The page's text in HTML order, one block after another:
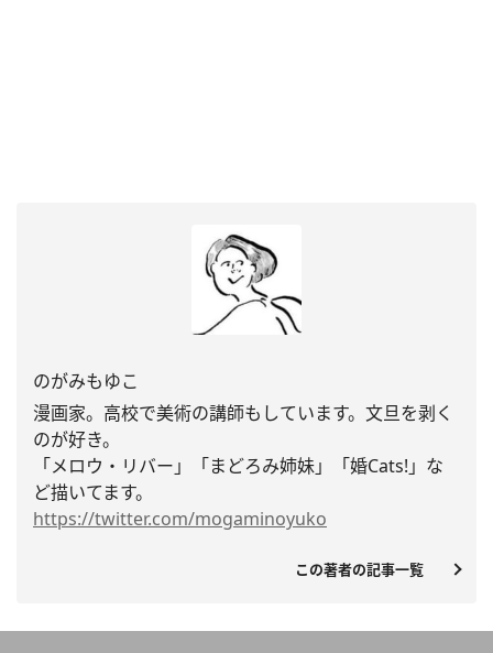
のがみもゆこ
漫画家。高校で美術の講師もしています。文旦を剥く
のが好き。
「メロウ・リバー」「まどろみ姉妹」「婚Cats!」 な
ど描いてます。
https://twitter.com/mogaminoyuko
この著者の記事一覧